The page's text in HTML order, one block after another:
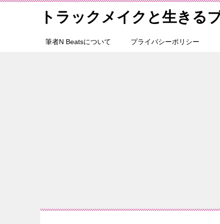
トラックメイクと生きる
筆者N Beatsについて プライバシーポリシー